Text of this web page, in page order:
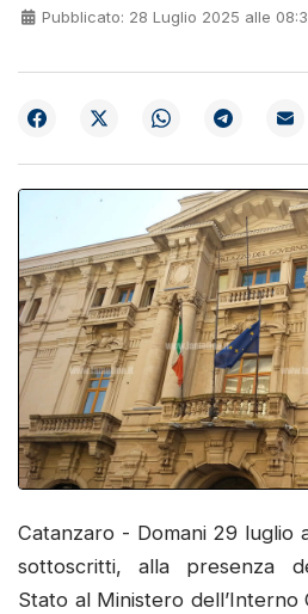
Pubblicato: 28 Luglio 2025 alle
Catanzaro - Domani 29 luglio
sottoscritti, alla presenza
Stato al Ministero dell’Interno